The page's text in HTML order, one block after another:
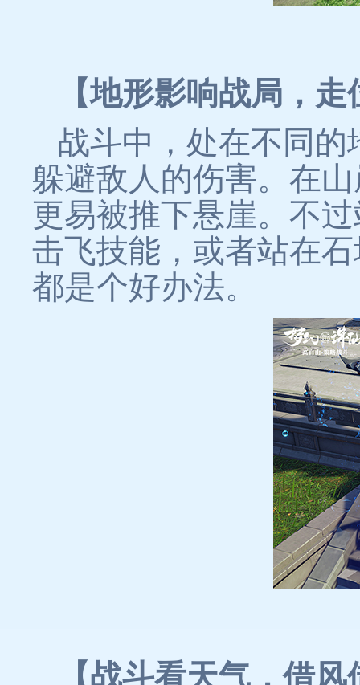
【地形影响战局，
战斗中，处在不同
躲避敌人的伤害。在
更易被推下悬崖。不
击飞技能，或者站在
都是个好办法。
【战斗看天气，借